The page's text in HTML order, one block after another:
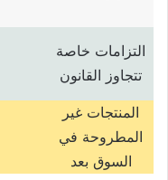
التزامات خاصة
تتجاوز القانون
المنتجات غير
المطروحة في
السوق بعد